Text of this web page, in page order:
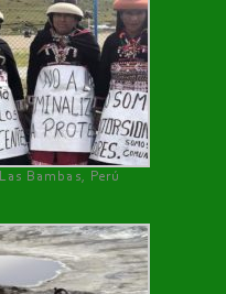
Las Bambas, Perú